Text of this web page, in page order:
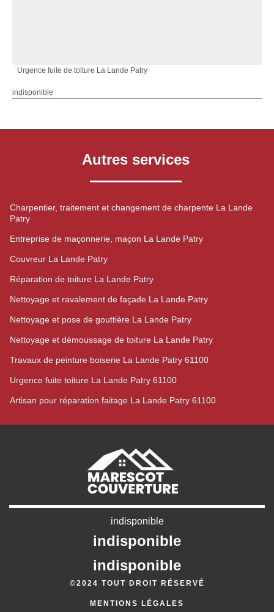
Urgence fuite de toiture La Lande Patry
indisponible
Autres services
Charpentier, traitement et changement de charpente La Lande
Patry
Entreprise de maçonnerie, maçon La Lande Patry
Couvreur La Lande Patry
Réparation de toiture La Lande Patry
Nettoyage et ravalement de façade La Lande Patry
Nettoyage et pose de gouttière La Lande Patry
Nettoyage et démoussage de toiture La Lande Patry
Travaux de peinture boiserie La Lande Patry 61100
Urgence fuite toiture La Lande Patry 61100
Artisan pour réparation faitage La Lande Patry 61100
indisponible
indisponible
indisponible
©2024 TOUT DROIT RÉSERVÉ
MENTIONS LÉGALES